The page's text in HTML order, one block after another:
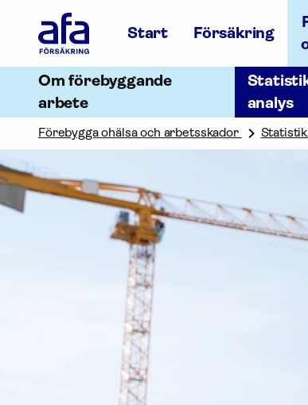
Försäkring
Gå
till
startsidan
Start Försäkring
Om förebyggande
arbete
analys
Förebygga ohälsa och arbetsskador